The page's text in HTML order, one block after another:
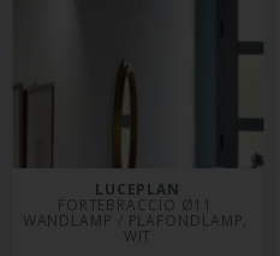
LUCEPLAN
FORTEBRACCIO Ø11
WANDLAMP / PLAFONDLAMP,
WIT